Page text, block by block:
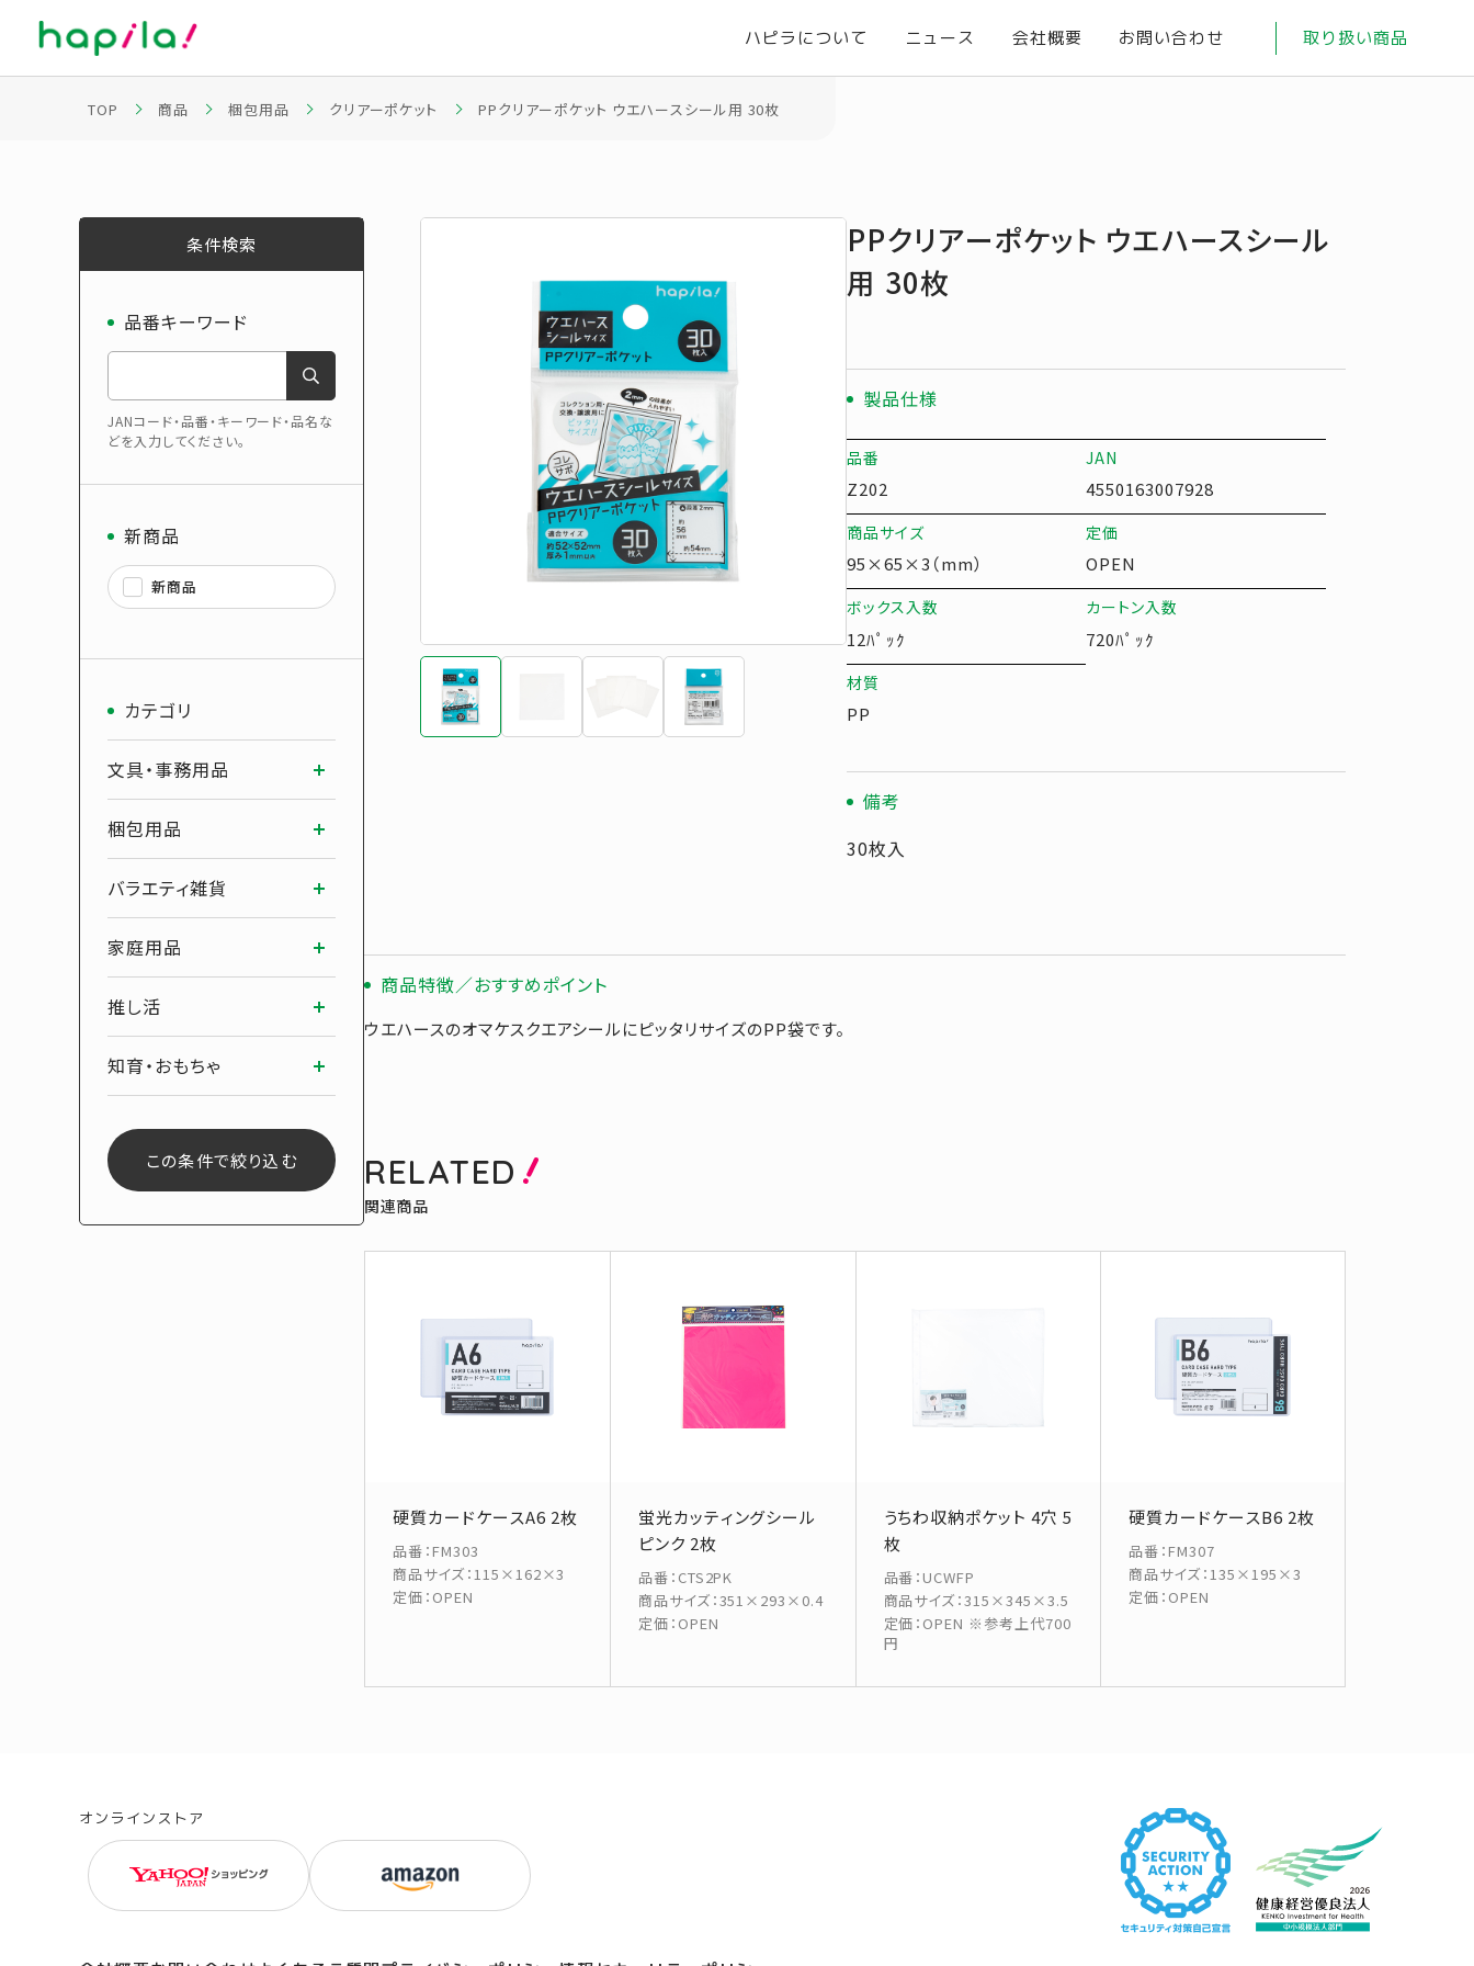
ハピラについて ニュース 会社概要 お問い合わせ 取り扱い商品
TOP 商品 梱包用品 クリアーポケット PPクリアーポケット ウエハースシール用 30枚
条件検索
品番キーワード
JANコード・品番・キーワード・品名な
どを入力してください。
新商品
新商品
カテゴリ
文具・事務用品
梱包用品
バラエティ雑貨
家庭用品
推し活
知育・おもちゃ
この条件で絞り込む
PPクリアーポケット ウエハースシール
用 30枚
製品仕様
品番
Z202
JAN
4550163007928
商品サイズ
95×65×3（mm）
定価
OPEN
ボックス入数
12ﾊﾟｯｸ
カートン入数
720ﾊﾟｯｸ
材質
PP
備考
30枚入
商品特徴／おすすめポイント
ウエハースのオマケスクエアシールにピッタリサイズのPP袋です。
RELATED
関連商品
硬質カードケースA6 2枚
品番 ：FM303
商品サイズ ：115×162×3
定価 ： OPEN
蛍光カッティングシール
ピンク 2枚
品番 ： CTS2PK
商品サイズ ：351×293×0.4
定価 ： OPEN
うちわ収納ポケット 4穴 5
枚
品番 ：UCWFP
商品サイズ ：315×345×3.5
定価 ： OPEN ※参考上代700
円
硬質カードケースB6 2枚
品番 ：FM307
商品サイズ ：135×195×3
定価 ： OPEN
オンラインストア